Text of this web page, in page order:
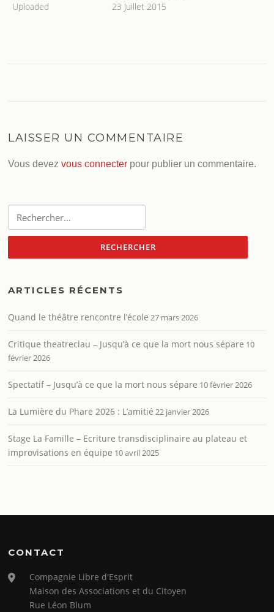
Uploaded
23 Juillet 2015
LAISSER UN COMMENTAIRE
Vous devezvous connecter pour publier un commentaire.
ARTICLES RÉCENTS
Quand le théâtre rencontre l’école 27 mars 2026
Critique theatreclau – Jusqu’à ce que la mort nous sépare 10
février 2026
Spectatif – Jusqu’à ce que la mort nous sépare 10 février 2026
La Lumière du Phare 2026 : L’amitié 22 janvier 2026
Stage La Famille – Ecriture transdisciplinaire au plateau et
improvisations en équipe 10 avril 2025
CONTACT
Compagnie Libre d'Esprit
Maison des Associations et du Citoyen
Rue Léon Blum